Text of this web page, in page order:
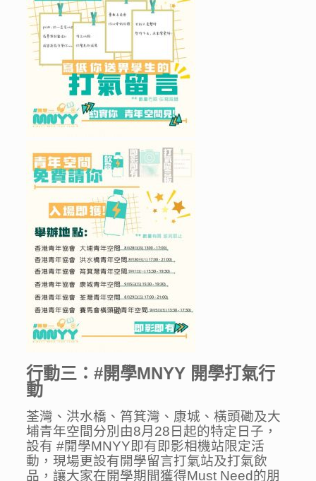
行動三：#開學MNYY 開學打氣行
動
荃灣、洪水橋、筲箕灣、康城、橫頭磡及大
埔青年空間分別由8月28日起的特定日子，
設有 #開學MNYY即有即影相機站限定活
動，現場更設有開學留言打氣站及打氣飲
品，讓大家在開學期間獲得Must Need的朋